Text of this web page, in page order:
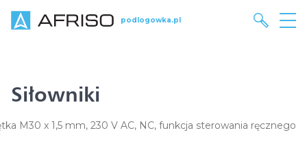
podlogowka.pl
Siłowniki
M30 x 1,5 mm, 230 V AC, NC, funkcja sterowania ręcznego